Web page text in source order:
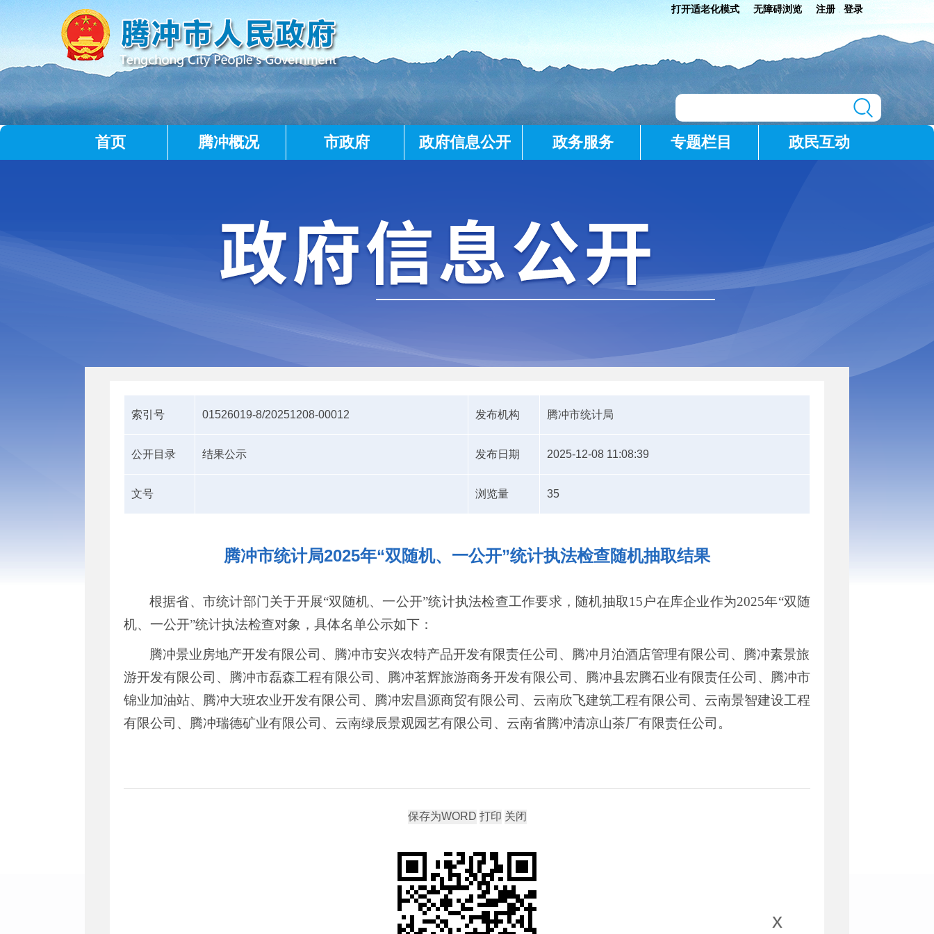
打开适老化模式 无障碍浏览 注册 登录
x
首页 腾冲概况 市政府 政府信息公开 政务服务 专题栏目 政民互动
索引号 01526019-8/20251208-00012 发布机构 腾冲市统计局
公开目录 结果公示 发布日期 2025-12-08 11:08:39
文号 浏览量 35
腾冲市统计局2025年“双随机、一公开”统计执法检查随机抽取结果
根据省、市统计部门关于开展“双随机、一公开”统计执法检查工作要求，随机抽取1 5 户在库企业作为2025年“双随
机、一公开”统计执法检查对象，具体名单公示如下：
腾冲景业房地产开发有限公司 、腾冲市安兴农特产品开发有限责任公司、腾冲月泊酒店管理有限公司、腾冲素景旅
游开发有限公司、 腾冲市磊森工程有限公司 、腾冲茗辉旅游商务开发有限公司、腾冲县宏腾石业有限责任公司、腾冲市
锦业加油站、腾冲大班农业开发有限公司、腾冲宏昌源商贸有限公司、云南欣飞建筑工程有限公司、云南景智建设工程
有限公司、 腾冲瑞德矿业有限公司 、云南绿辰景观园艺有限公司、云南省腾冲清凉山茶厂有限责任公司。